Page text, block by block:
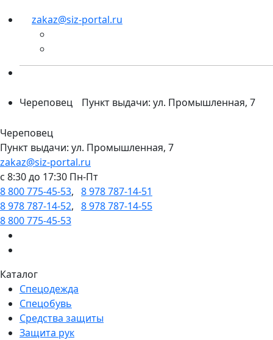
zakaz@siz-portal.ru
Череповец Пункт выдачи: ул. Промышленная, 7
Череповец
Пункт выдачи: ул. Промышленная, 7
zakaz@siz-portal.ru
c 8:30 до 17:30 Пн-Пт
8 800 775-45-53, 8 978 787-14-51
8 978 787-14-52, 8 978 787-14-55
8 800 775-45-53
Каталог
Спецодежда
Спецобувь
Средства защиты
Защита рук